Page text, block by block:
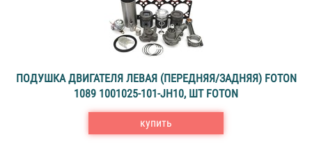
ПОДУШКА ДВИГАТЕЛЯ ЛЕВАЯ (ПЕРЕДНЯЯ/ЗАДНЯЯ) FOTON
1089 1001025-101-JH10, ШТ FOTON
купить